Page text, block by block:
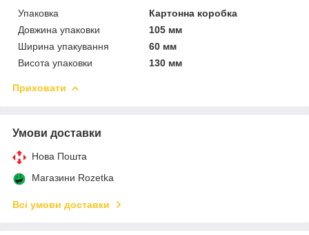
Упаковка
Картонна коробка
Довжина упаковки
105 мм
Ширина упакування
60 мм
Висота упаковки
130 мм
Приховати
Умови доставки
Нова Пошта
Магазини Rozetka
Всі умови доставки